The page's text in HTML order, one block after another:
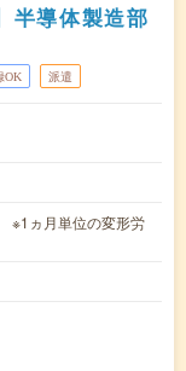
半導体製造部
OK 派遣
※1ヵ月単位の変形労